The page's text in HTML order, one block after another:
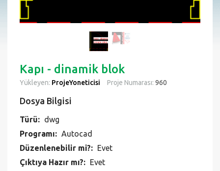
Kapı - dinamik blok
Yükleyen: ProjeYoneticisi Proje Numarası: 960
Dosya Bilgisi
Türü: dwg
Programı: Autocad
Düzenlenebilir mi?: Evet
Çıktıya Hazır mı?: Evet